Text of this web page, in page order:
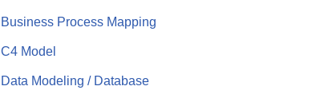
Business Process Mapping
C4 Model
Data Modeling / Database